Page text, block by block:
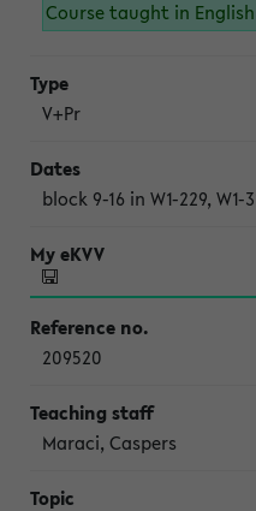
Course taught in English
V+Pr
block 9-16 in W1-229, W1-
209520
Maraci, Caspers